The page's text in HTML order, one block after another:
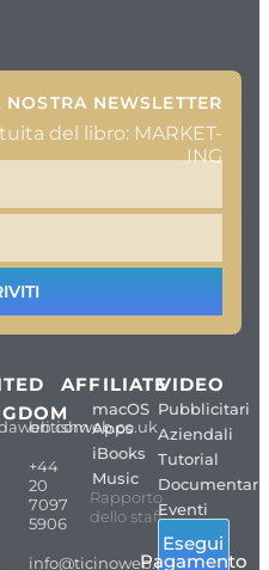
NEWSLETTER
del libro: MARKET-
ING
britishweb.co.uk
+44
20
7097
5906
info@ticinoweb.net
AFFILIATE
macOS
Apps
iBooks
Music
Rapporto
dello staff
VIDEO
Pubblicitari
Aziendali
Tutorial
Documentari
Eventi
Esegui
Pagamento